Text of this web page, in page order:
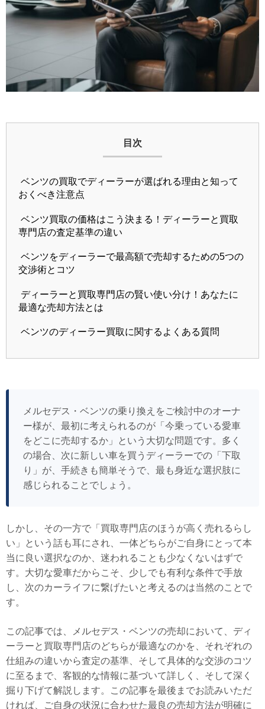
目次
ベンツの買取でディーラーが選ばれる理由と知って
おくべき注意点
ベンツ買取の価格はこう決まる！ディーラーと買取
専門店の査定基準の違い
ベンツをディーラーで最高額で売却するための5つの
交渉術とコツ
ディーラーと買取専門店の賢い使い分け！あなたに
最適な売却方法とは
ベンツのディーラー買取に関するよくある質問
メルセデス・ベンツの乗り換えをご検討中のオーナ
ー様が、最初に考えられるのが「今乗っている愛車
をどこに売却するか」という大切な問題です。多く
の場合、次に新しい車を買うディーラーでの「下取
り」が、手続きも簡単そうで、最も身近な選択肢に
感じられることでしょう。
しかし、その一方で「買取専門店のほうが高く売れるらし
い」という話も耳にされ、一体どちらがご自身にとって本
当に良い選択なのか、迷われることも少なくないはずで
す。大切な愛車だからこそ、少しでも有利な条件で手放
し、次のカーライフに繋げたいと考えるのは当然のことで
す。
この記事では、メルセデス・ベンツの売却において、ディ
ーラーと買取専門店のどちらが最適なのかを、それぞれの
仕組みの違いから査定の基準、そして具体的な交渉のコツ
に至るまで、客観的な情報に基づいて詳しく、そして深く
掘り下げて解説します。この記事を最後までお読みいただ
ければ、ご自身の状況に合わせた最良の売却方法が明確に